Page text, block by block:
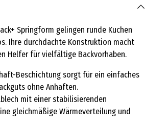
Springform gelingen runde Kuchen
Ihre durchdachte Konstruktion macht
Helfer für vielfältige Backvorhaben.
Beschichtung sorgt für ein einfaches
ohne Anhaften.
mit einer stabilisierenden
gleichmäßige Wärmeverteilung und